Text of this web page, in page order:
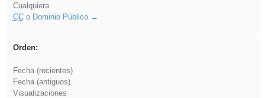
Cualquiera
CCo Dominio Público
Orden:
Fecha (recientes)
Fecha (antiguos)
Visualizaciones